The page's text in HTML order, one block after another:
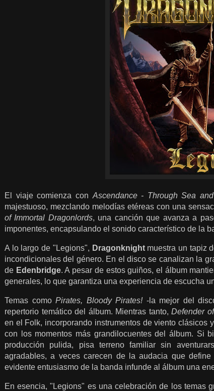
El viaje comienza con Ascendance - Through Sea
majestuoso, mezclando melodías etéreas con una
of Immortal Dragonlords, una canción que avanza a
imponentes, encapsulando el sonido característico de la
A lo largo de "Legions", Dragonknightmuestra un tapiz
incondicionales del género. En el disco se canalizan la
de Edenbridge. A pesar de estos guiños, el álbum
generales, lo que garantiza una experiencia de escucha
Temas como Pirates, Bloody Pirates!-la mejor del
repertorio temático del álbum. Mientras tanto, Defender
en el Folk, incorporando instrumentos de viento clásicos
con los momentos más grandilocuentes del álbum. Si
producción pulida, pisa terreno familiar sin
agradables, a veces carecen de la audacia que
evidente entusiasmo de la banda infunde al álbum una
En esencia, "Legions" es una celebración de los temas